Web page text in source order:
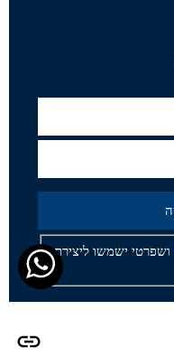
ושפרטי ישמשו ליצירת